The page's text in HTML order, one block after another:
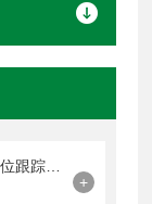
全自动馏程测定仪品牌科普——优云谱液位跟踪故障汇总与答疑干货
+